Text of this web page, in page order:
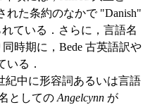
れた条約のなかで "Danish"
ている．さらに，言語名
同時期に，Bede 古英語訳や
いる．
紀中に形容詞あるいは言語
としての Angelcynn が